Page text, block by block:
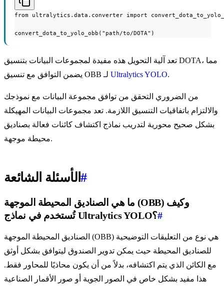
from ultralytics.data.converter import
convert_dota_to_yolo_obb("path/to/DOTA")
تعد آلية التحويل هذه مفيدة لمجموعات البيانات بتنسيق DOTA، مما
Ultralytics YOLO.
من الضروري التحقق من توافق مجموعة البيانات مع نموذجك
والالتزام باتفاقيات التنسيق اللازمة. تعد مجموعات البيانات المهيكلة
بشكل صحيح محورية لتدريب نماذج اكتشاف كائنات فعالة بصناديق
محيطة موجهة.
الأسئلة الشائعة#
ما هي الصناديق المحيطة الموجهة (OBB) وكيف
تُستخدم في نماذج Ultralytics YOLO؟#
الصناديق المحيطة الموجهة (OBB) هي نوع من التعليقات التوضيحية
للصناديق المحيطة حيث يمكن تدوير الصندوق ليتوافق بشكل أوثق
مع الكائن الذي يتم اكتشافه، بدلاً من أن يكون محاذيًا للمحاور فقط.
هذا مفيد بشكل خاص في الصور الجوية أو صور الأقمار الصناعية